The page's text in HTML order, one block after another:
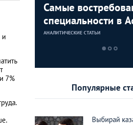
и
7%
Самые
специальности в
АНАЛИТИЧЕСКИЕ СТАТЬИ
Популярные
Выбирай